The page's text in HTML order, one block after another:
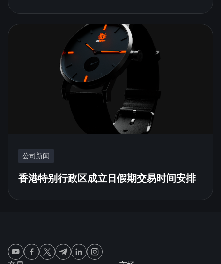
公司新闻
香港特别行政区成立日假期交易时间安排